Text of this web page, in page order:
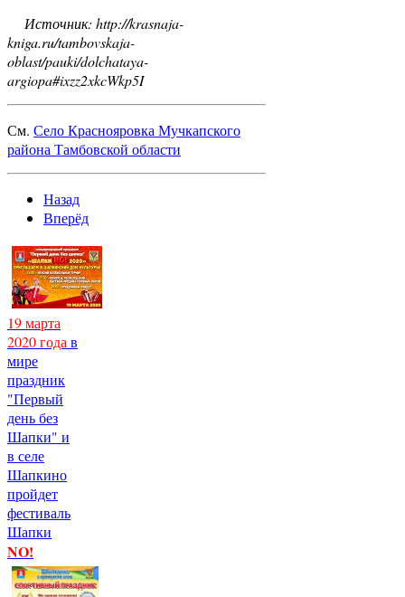
Источник: http://krasnaja-
kniga.ru/tambovskaja-
oblast/pauki/dolchataya-
argiopa#ixzz2xkcWkp5I
См. Село Краснояровка Мучкапского
района Тамбовской области
Назад
Вперёд
19 марта
2020 года в
мире
праздник
"Первый
день без
Шапки" и
в селе
Шапкино
пройдет
фестиваль
Шапки
NO!